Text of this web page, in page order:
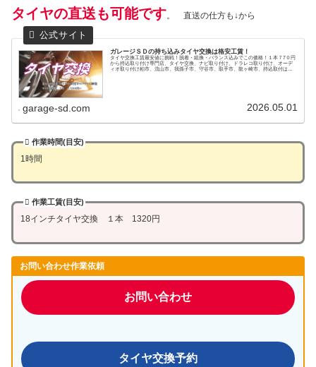
タイヤの直送も可能です。 直送の仕方も↓から
ガレージＳＤの持ち込みタイヤ交換は格安工賃！
タイヤ交換工賃最安値に挑戦！脱着・組換・バランス込みでこの価格！１本７7０円
から持込取り付け専門店、タイヤ交換、ナビ取り付け、ドラレコ取り付け、オーデ
ィオ取り付け柏市、流山市、我孫子市、守谷市、取手市、龍ヶ崎市、持込取付はガ
garage-sd.com 2026.05.01
作業時間(目安)
1時間
作業工賃(目安)
18インチタイヤ交換 １本 1320円
お問い合わせ作業依頼
お問い合わせ
タイヤ交換予約